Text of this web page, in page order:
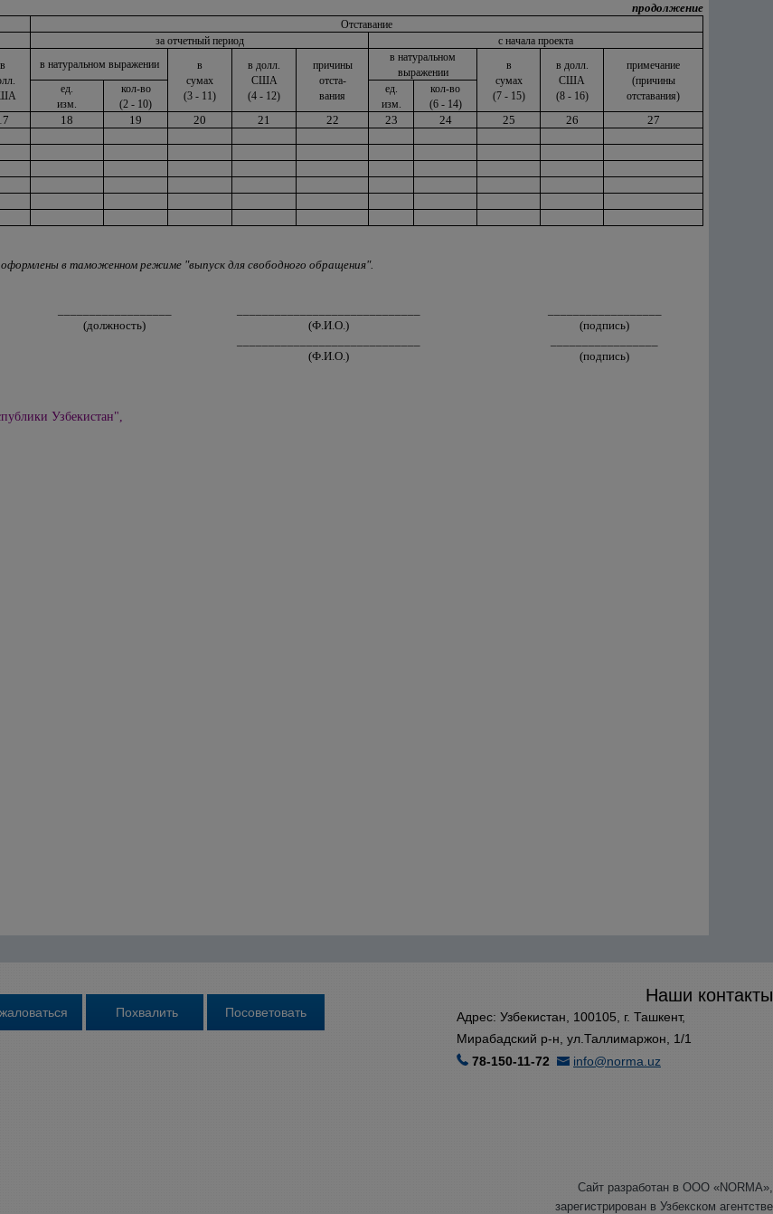
продолжение
Отставание
за отчетный период
с начала проекта
в
в натуральном выражении
в
сумах
(3 - 11)
в долл.
США
(4 - 12)
причины
отста-
вания
в натуральном
выражении
в
сумах
(7 - 15)
в долл.
США
(8 - 16)
примечание
(причины
отставания)
ед.
изм.
кол-во
(2 - 10)
ед.
изм.
кол-во
(6 - 14)
18 19 20 21 22 23 24 25 26 27
в таможенном режиме "выпуск для свободного обращения".
(должность)
(Ф.И.О.)
(подпись)
(Ф.И.О.)
(подпись)
Узбекистан",
Наши контакты
Адрес: Узбекистан, 100105, г. Ташкент,
Мирабадский р-н, ул.Таллимаржон, 1/1
78-150-11-72
info@norma.uz
Сайт разработан в ООО «NORMA»,
зарегистрирован в Узбекском агентстве